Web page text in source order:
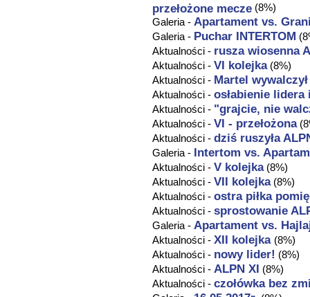
przełożone mecze (8%)
Galeria - Apartament vs.
Galeria - Puchar INTERTOM
Aktualności - rusza wiosenna
Aktualności - VI kolejka(8%)
Aktualności - Martel
Aktualności - osłabienie
Aktualności - "grajcie, nie
Aktualności - VI - przełożona
Aktualności - dziś ruszyła
Galeria - Intertom vs.
Aktualności - V kolejka(8%)
Aktualności - VII kolejka(8%)
Aktualności - ostra piłka
Aktualności - sprostowanie
Galeria - Apartament vs.
Aktualności - XII kolejka (8%)
Aktualności - nowy lider! (8%)
Aktualności - ALPN XI (8%)
Aktualności - czołówka bez